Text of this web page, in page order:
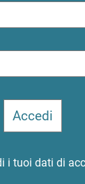
i tuoi dati di